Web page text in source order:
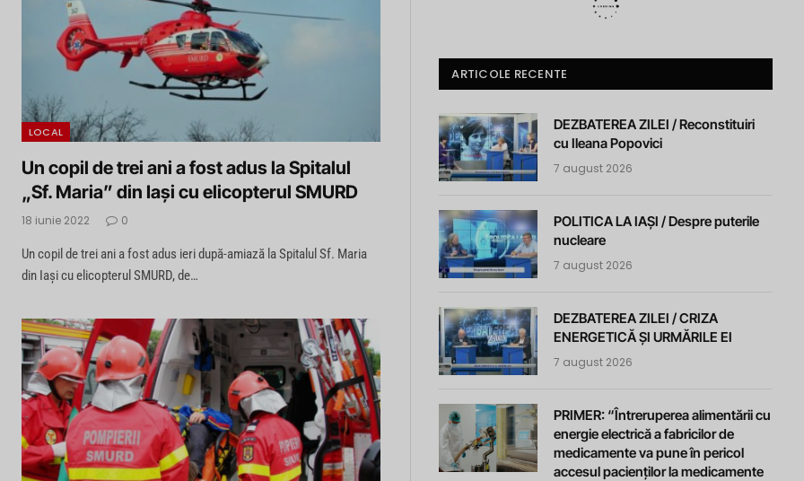
LOCAL
Un copil de trei ani a fost adus la Spitalul
„Sf. Maria” din Iași cu elicopterul SMURD
18 iunie 2022 0
Un copil de trei ani a fost adus ieri după-amiază la Spitalul Sf. Maria
din Iași cu elicopterul SMURD, de…
ARTICOLE RECENTE
DEZBATEREA ZILEI / Reconstituiri
cu Ileana Popovici
7 august 2026
POLITICA LA IAȘI / Despre puterile
nucleare
7 august 2026
DEZBATEREA ZILEI / CRIZA
ENERGETICĂ ȘI URMĂRILE EI
7 august 2026
PRIMER: “Întreruperea alimentării cu
energie electrică a fabricilor de
medicamente va pune în pericol
accesul pacienților la medicamente